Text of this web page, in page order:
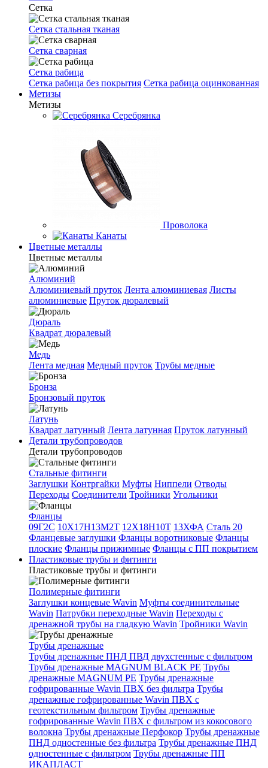
Сетка
Сетка стальная тканая
Сетка сварная
Сетка рабица
Сетка рабица без покрытия Сетка рабица оцинкованная
Метизы
Метизы
Серебрянка
Проволока
Канаты
Цветные металлы
Цветные металлы
Алюминий
Алюминиевый пруток Лента алюминиевая Листы
алюминиевые Пруток дюралевый
Дюраль
Квадрат дюралевый
Медь
Лента медная Медный пруток Трубы медные
Бронза
Бронзовый пруток
Латунь
Квадрат латунный Лента латунная Пруток латунный
Детали трубопроводов
Детали трубопроводов
Стальные фитинги
Заглушки Контргайки Муфты Ниппели Отводы
Переходы Соединители Тройники Угольники
Фланцы
09Г2С 10Х17Н13М2Т 12Х18Н10Т 13ХФА Сталь 20
Фланцевые заглушки Фланцы воротниковые Фланцы
плоские Фланцы прижимные Фланцы с ПП покрытием
Пластиковые трубы и фитинги
Пластиковые трубы и фитинги
Полимерные фитинги
Заглушки концевые Wavin Муфты соединительные
Wavin Патрубки переходные Wavin Переходы с
дренажной трубы на гладкую Wavin Тройники Wavin
Трубы дренажные
Трубы дренажные ПНД ПВД двухстенные с фильтром
Трубы дренажные MAGNUM BLACK PE Трубы
дренажные MAGNUM PE Трубы дренажные
гофрированные Wavin ПВХ без фильтра Трубы
дренажные гофрированные Wavin ПВХ с
геотекстильным фильтром Трубы дренажные
гофрированные Wavin ПВХ с фильтром из кокосового
волокна Трубы дренажные Перфокор Трубы дренажные
ПНД одностенные без фильтра Трубы дренажные ПНД
одностенные с фильтром Трубы дренажные ПП
ИКАПЛАСТ